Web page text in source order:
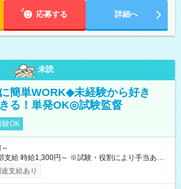
応募する 詳細へ
未読
簡単WORK◆未経験から好き
る！単発OK◎試験監督
験OK
割により手当あり
より昇給あり 【即給（前払い）オプションあ
れる場合、勤務から1週間ほどで給与の一部を受け
支給あり